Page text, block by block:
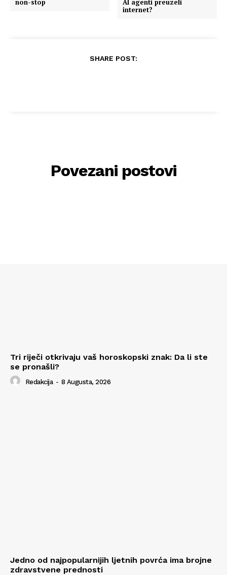
non-stop
AI agenti preuzeli
internet?
SHARE POST:
Povezani postovi
Tri riječi otkrivaju vaš horoskopski znak: Da li ste
se pronašli?
Redakcija - 8 Augusta, 2026
Jedno od najpopularnijih ljetnih povrća ima brojne
zdravstvene prednosti